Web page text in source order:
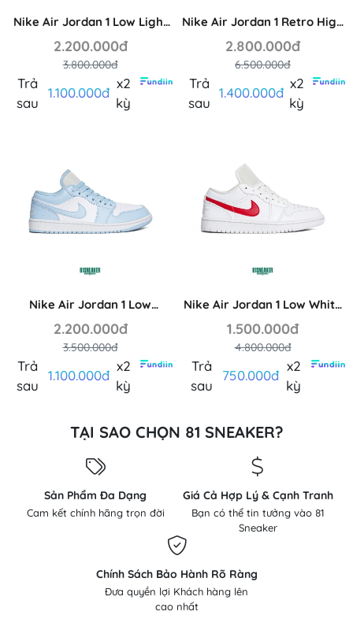
Nike Air Jordan 1 Low Light
2.200.000đ
3.800.000đ
Trả
sau
1.100.000đ
x2
kỳ
Nike Air Jordan 1 Retro High
2.800.000đ
6.500.000đ
Trả
sau
1.400.000đ
x2
kỳ
Nike Air Jordan 1 Low
2.200.000đ
3.500.000đ
Trả
sau
1.100.000đ
x2
kỳ
Nike Air Jordan 1 Low White
1.500.000đ
4.800.000đ
Trả
sau
750.000đ
x2
kỳ
TẠI SAO CHỌN 81 SNEAKER?
Sản Phẩm Đa Dạng
Cam kết chính hãng trọn đời
Giá Cả Hợp Lý & Cạnh Tranh
Bạn có thể tin tưởng vào 81
Sneaker
Chính Sách Bảo Hành Rõ Ràng
Đưa quyền lợi Khách hàng lên
cao nhất